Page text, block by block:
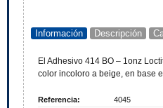
Información Descripción
El Adhesivo 414 BO – 1onz
color incoloro a beige, en base
Referencia:
4045